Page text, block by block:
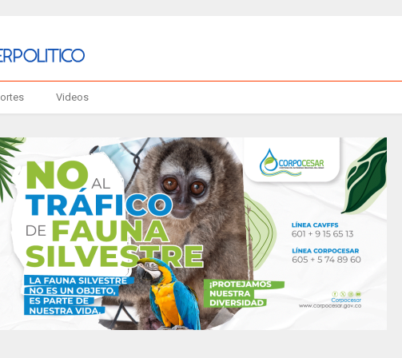
Videos